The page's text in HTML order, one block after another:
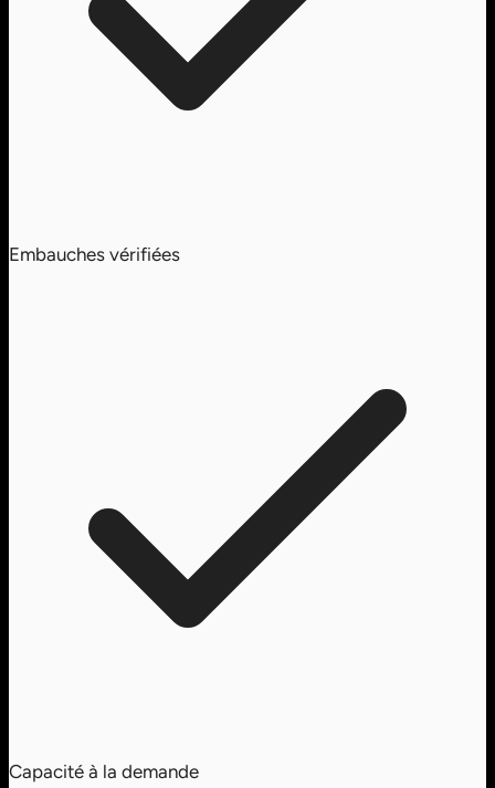
Embauches vérifiées
Capacité à la demande